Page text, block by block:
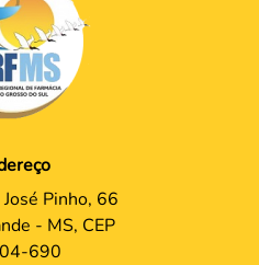
Pinho, 66
- MS, CEP
690